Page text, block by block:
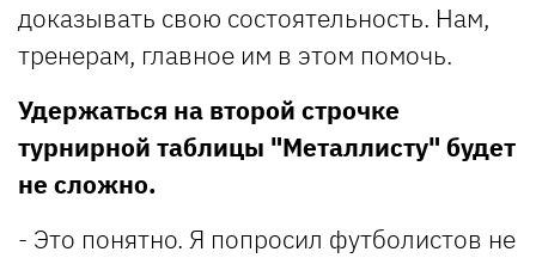
доказывать свою состоятельность. Нам,
тренерам, главное им в этом помочь.
Удержаться на второй строчке
турнирной таблицы "Металлисту" будет
не сложно.
- Это понятно. Я попросил футболистов не